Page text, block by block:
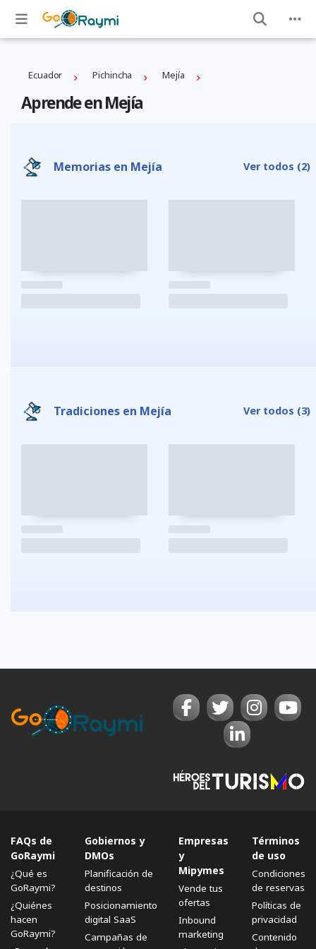
Ecuador Pichincha Mejí­a
Aprende en Mejí­a
Memorias en Mejí­a Ver todos (2)
Tradiciones en Mejí­a Ver todos (3)
FAQs de
GoRaymi
¿Qué es
GoRaymi?
¿Quiénes
hacen
GoRaymi?
Gobiernos y
DMOs
Planificación de
destinos
Posicionamiento
digital SaaS
Campañas de
Empresas
y
Mipymes
Vende tus
ofertas
Inbound
marketing
Términos
de uso
Condiciones
de reservas
Políticas de
privacidad
Contenido